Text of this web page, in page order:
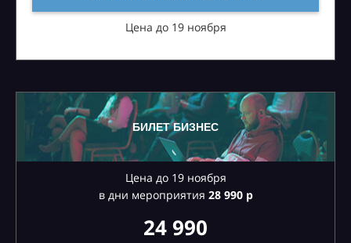
Цена до 19 ноября
БИЛЕТ БИЗНЕС
Цена до 19 ноября
в дни мероприятия 28990 р
24 990